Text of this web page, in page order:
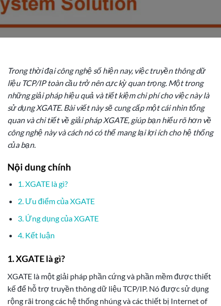
Trong thời đại công nghệ số hiện nay, việc truyền thông dữ
liệu TCP/IP toàn cầu trở nên cực kỳ quan trọng. Một trong
những giải pháp hiệu quả và tiết kiệm chi phí cho việc này là
sử dụng XGATE. Bài viết này sẽ cung cấp một cái nhìn tổng
quan và chi tiết về giải pháp XGATE, giúp bạn hiểu rõ hơn về
công nghệ này và cách nó có thể mang lại lợi ích cho hệ thống
của bạn.
Nội dung chính
1. XGATE là gì?
2. Ưu điểm của XGATE
3. Ứng dụng của XGATE
4. Kết luận
1. XGATE là gì?
XGATE là một giải pháp phần cứng và phần mềm được thiết
kế để hỗ trợ truyền thông dữ liệu TCP/IP. Nó được sử dụng
rộng rãi trong các hệ thống nhúng và các thiết bị Internet of